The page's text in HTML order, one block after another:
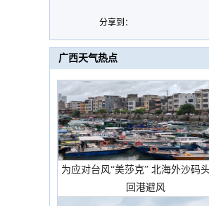
分享到：
广西天气热点
为应对台风“美莎克” 北海外沙码
回港避风